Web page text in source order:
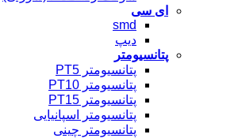
ای سی
smd
دیپ
پتانسیومتر
پتانسیومتر PT5
پتانسیومتر PT10
پتانسیومتر PT15
پتانسیومتر اسپانیایی
پتانسیومتر چینی